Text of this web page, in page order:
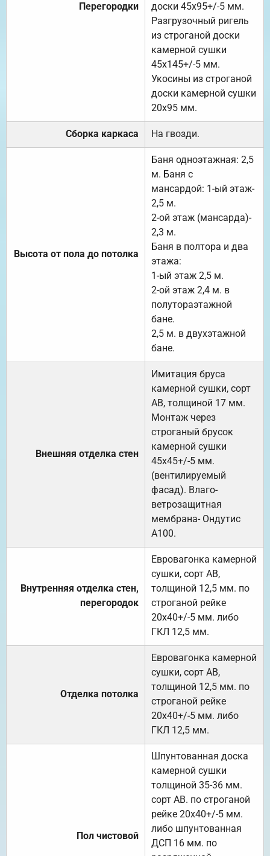
Перегородки
доски 45х95+/-5 мм.
Разгрузочный ригель
из строганой доски
камерной сушки
45х145+/-5 мм.
Укосины из строганой
доски камерной сушки
20х95 мм.
Сборка каркаса На гвозди.
Высота от пола до потолка
Баня одноэтажная: 2,5
м. Баня с
мансардой: 1-ый этаж-
2,5 м.
2-ой этаж (мансарда)-
2,3 м.
Баня в полтора и два
этажа:
1-ый этаж 2,5 м.
2-ой этаж 2,4 м. в
полутораэтажной
бане.
2,5 м. в двухэтажной
бане.
Внешняя отделка стен
Имитация бруса
камерной сушки, сорт
АВ, толщиной 17 мм.
Монтаж через
строганый брусок
камерной сушки
45х45+/-5 мм.
(вентилируемый
фасад). Влаго-
ветрозащитная
мембрана- Ондутис
А100.
Внутренняя отделка стен,
перегородок
Евровагонка камерной
сушки, сорт АВ,
толщиной 12,5 мм. по
строганой рейке
20х40+/-5 мм. либо
ГКЛ 12,5 мм.
Отделка потолка
Евровагонка камерной
сушки, сорт АВ,
толщиной 12,5 мм. по
строганой рейке
20х40+/-5 мм. либо
ГКЛ 12,5 мм.
Пол чистовой
Шпунтованная доска
камерной сушки
толщиной 35-36 мм.
сорт АВ. по строганой
рейке 20х40+/-5 мм.
либо шпунтованная
ДСП 16 мм. по